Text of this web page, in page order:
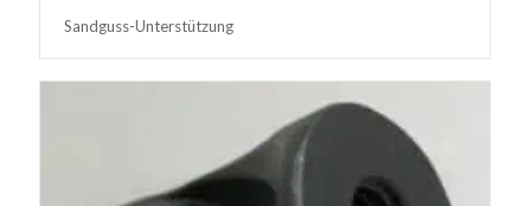
Sandguss-Unterstützung